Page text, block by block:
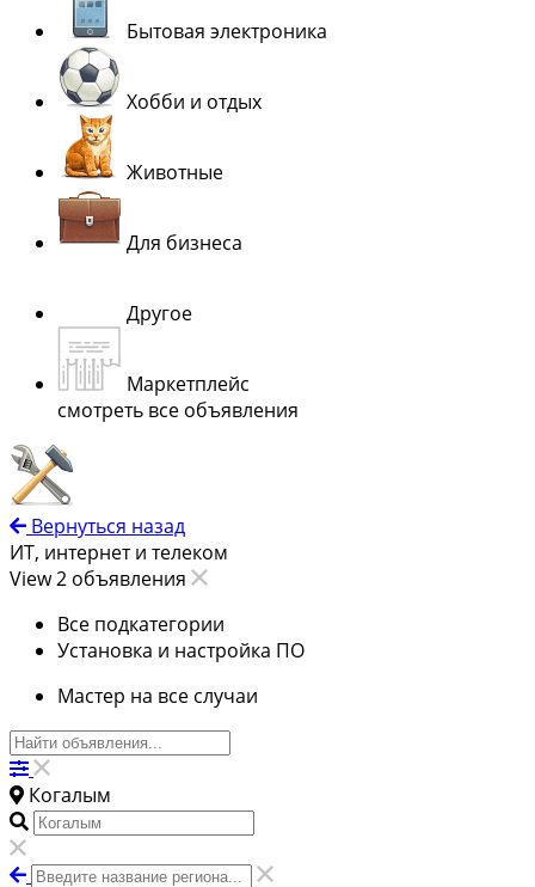
Бытовая электроника
Хобби и отдых
Животные
Для бизнеса
Другое
Маркетплейс
смотреть все объявления
Вернуться назад
ИТ, интернет и телеком
View 2 объявления
Все подкатегории
Установка и настройка ПО
Мастер на все случаи
Когалым